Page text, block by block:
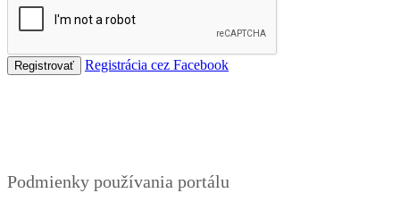
Registrácia cez Facebook
Podmienky používania portálu